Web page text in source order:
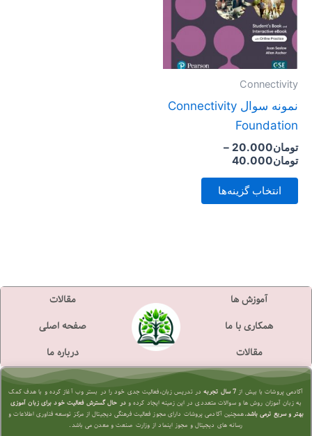
Connectivity
نمونه سوال Connectivity
Foundation
تومان20.000
–
تومان40.000
انتخاب گزینه‌ها
مختلفی
باشد.
صفحه
آموزش ها
همکاری با ما
مقالات
مقالات
صفحه اصلی
درباره ما
آکادمی پروشات با بیش از 7 سال تجربه
در تدریس زبان،فعالیت جدی خود را در بستر وب آغاز کرده و با هدف کمک
به زبان آموزان روش ها و سوالات متعددی در این زمینه ایجاد کرده ودر حال گسترش فعالیت خود برای زبان آموزی
بهتر و سریع ترمی باشد.همچنین آکادمی پروشات دارای مجوز فعالیت فرهنگی دیجیتال از مرکز توسعه فناوری اطلاعات و
رسانه های دیجیتال و مجوز اینماد از وزارت صنعت و معدن می باشد.